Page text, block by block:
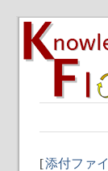
[添付ファ